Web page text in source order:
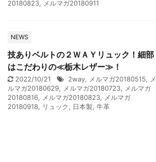
20180823, メルマガ20180911
NEWS
技ありベルトの２ＷＡＹリュック！細部
はこだわりの≪栃木レザー≫！
2022/10/21 2way, メルマガ20180515, メ
ルマガ20180629, メルマガ20180723, メルマガ
20180816, メルマガ20180823, メルマガ
20180918, リュック, 日本製, 牛革